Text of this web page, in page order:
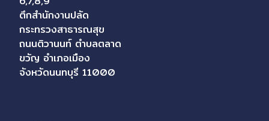
ตึกสำนักงานปลัด
กระทรวงสาธารณสุข
ถนนติวานนท์ ตำบลตลาด
ขวัญ อำเภอเมือง
จังหวัดนนทบุรี 11000